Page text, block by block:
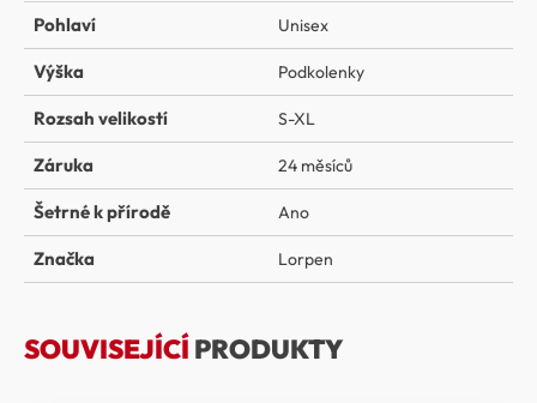
Pohlaví Unisex
Výška Podkolenky
Rozsah velikostí S-XL
Záruka 24 měsíců
Šetrné k přírodě Ano
Značka Lorpen
SOUVISEJÍCÍ PRODUKTY